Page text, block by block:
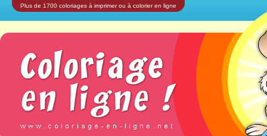
Plus de 1700 coloriages à imprimer ou à colorier en ligne